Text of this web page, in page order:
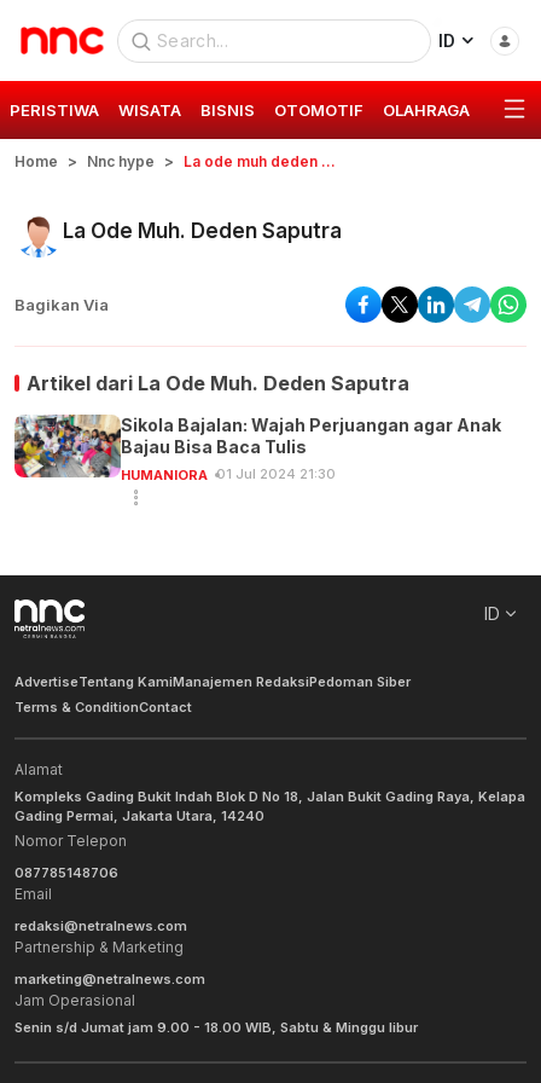
ID
PERISTIWA WISATA BISNIS OTOMOTIF OLAHRAGA GAYA
Home Nnc hype La ode muh deden saputra
La Ode Muh. Deden Saputra
Bagikan Via
Artikel dari La Ode Muh. Deden Saputra
Sikola Bajalan: Wajah Perjuangan agar Anak
Bajau Bisa Baca Tulis
HUMANIORA 01 Jul 2024 21:30
ID
AdvertiseTentang KamiManajemen RedaksiPedoman Siber
Terms & ConditionContact
Alamat
Kompleks Gading Bukit Indah Blok D No 18, Jalan Bukit Gading Raya, Kelapa
Gading Permai, Jakarta Utara, 14240
Nomor Telepon
087785148706
Email
redaksi@netralnews.com
Partnership & Marketing
marketing@netralnews.com
Jam Operasional
Senin s/d Jumat jam 9.00 - 18.00 WIB, Sabtu & Minggu libur